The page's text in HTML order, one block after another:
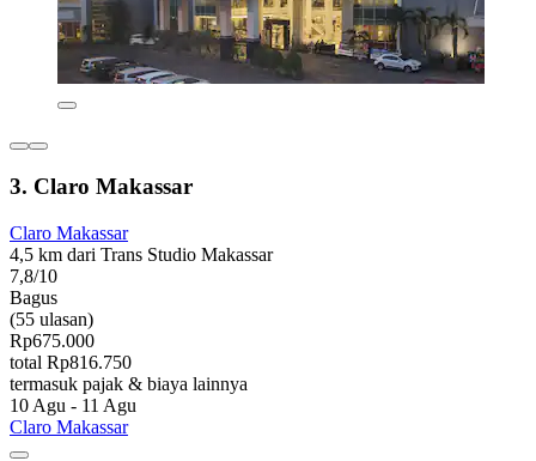
3. Claro Makassar
Claro Makassar
4,5 km dari Trans Studio Makassar
7,8/10
Bagus
(55 ulasan)
Rp675.000
total Rp816.750
termasuk pajak & biaya lainnya
10 Agu - 11 Agu
Claro Makassar